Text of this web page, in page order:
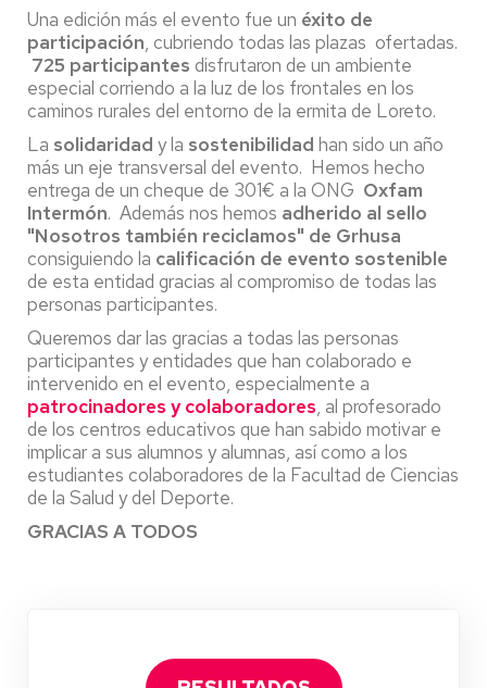
Una edición más el evento fue un éxito de
participación, cubriendo todas las plazas ofertadas.
725 participantes disfrutaron de un ambiente
especial corriendo a la luz de los frontales en los
caminos rurales del entorno de la ermita de Loreto.
La solidaridad y la sostenibilidad han sido un año
más un eje transversal del evento. Hemos hecho
entrega de un cheque de 301€ a la ONG Oxfam
Intermón. Además nos hemos adherido al sello
"Nosotros también reciclamos" de Grhusa
consiguiendo la calificación de evento sostenible
de esta entidad gracias al compromiso de todas las
personas participantes.
Queremos dar las gracias a todas las personas
participantes y entidades que han colaborado e
intervenido en el evento, especialmente a
patrocinadores y colaboradores, al profesorado
de los centros educativos que han sabido motivar e
implicar a sus alumnos y alumnas, así como a los
estudiantes colaboradores de la Facultad de Ciencias
de la Salud y del Deporte.
GRACIAS A TODOS